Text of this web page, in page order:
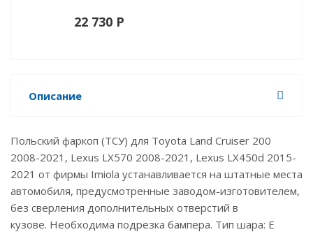
22 730 P
Описание
Польский фаркоп (ТСУ) для Тoyota Land Cruiser 200
2008-2021, Lexus LX570 2008-2021, Lexus LX450d 2015-
2021 от фирмы Imiola устанавливается на штатные места
автомобиля, предусмотренные заводом-изготовителем,
без сверления дополнительных отверстий в
кузове. Необходима подрезка бампера. Тип шара: E